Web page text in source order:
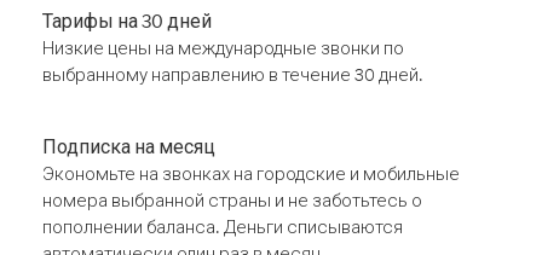
Тарифы на 30 дней
Низкие цены на международные звонки по
выбранному направлению в течение 30 дней.
Подписка на месяц
Экономьте на звонках на городские и мобильные
номера выбранной страны и не заботьтесь о
пополнении баланса. Деньги списываются